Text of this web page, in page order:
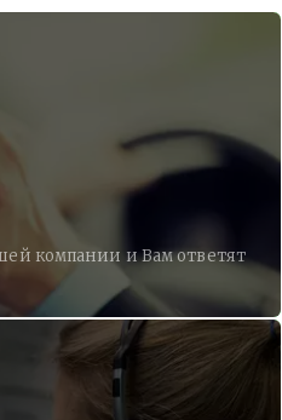
компании и Вам ответят